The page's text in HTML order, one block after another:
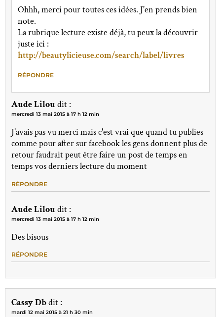
Ohhh, merci pour toutes ces idées. J'en prends bien
note.
La rubrique lecture existe déjà, tu peux la découvrir
juste ici :
http://beautylicieuse.com/search/label/livres
RÉPONDRE
Aude Lilou dit :
mercredi 13 mai 2015 à 17 h 12 min
J'avais pas vu merci mais c'est vrai que quand tu publies
comme pour after sur facebook les gens donnent plus de
retour faudrait peut être faire un post de temps en
temps vos derniers lecture du moment
RÉPONDRE
Aude Lilou dit :
mercredi 13 mai 2015 à 17 h 12 min
Des bisous
RÉPONDRE
Cassy Dbdit :
mardi 12 mai 2015 à 21 h 30 min